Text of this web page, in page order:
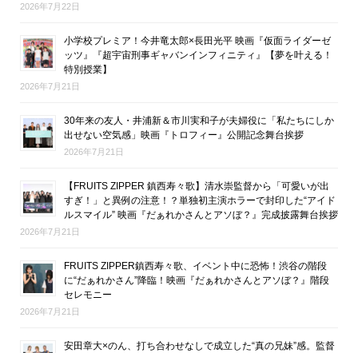
2026年7月22日
小学校プレミア！今井竜太郎×長田光平 映画『仮面ライダーゼ
ッツ』『超宇宙刑事ギャバンインフィニティ』【夢を叶える！
特別授業】
2026年7月21日
30年来の友人・井浦新＆市川実和子が夫婦役に「私たちにしか
出せない空気感」映画『トロフィー』公開記念舞台挨拶
2026年7月21日
【FRUITS ZIPPER 鎮西寿々歌】清水崇監督から「可愛いが出
すぎ！」と異例の注意！？単独初主演ホラーで封印した“アイド
ルスマイル” 映画『だぁれかさんとアソぼ？』完成披露舞台挨拶
2026年7月21日
FRUITS ZIPPER鎮西寿々歌、イベント中に恐怖！渋谷の階段
に“だぁれかさん”降臨！映画『だぁれかさんとアソぼ？』階段
セレモニー
2026年7月21日
安田章大×のん、打ち合わせなしで成立した“真の兄妹”感。監督